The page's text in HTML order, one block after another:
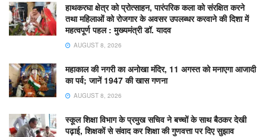
हाथकरघा क्षेत्र को प्रोत्साहन, पारंपरिक कला को संरक्षित करने
तथा महिलाओं को रोजगार के अवसर उपलब्धर करवाने की दिशा में
महत्वपूर्ण पहल : मुख्यमंत्री डॉ. यादव
AUGUST 8, 2026
महाकाल की नगरी का अनोखा मंदिर, 11 अगस्त को मनाएगा आजादी
का पर्व; जानें 1947 की खास गणना
AUGUST 8, 2026
स्कूल शिक्षा विभाग के प्रमुख सचिव ने बच्चों के साथ बैठकर देखी
पढ़ाई, शिक्षकों से संवाद कर शिक्षा की गुणवत्ता पर दिए सुझाव